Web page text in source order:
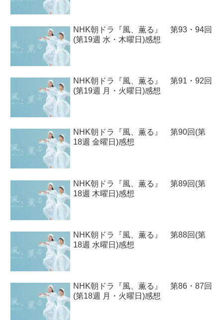
NHK朝ドラ『風、薫る』 第93・94回
(第19週 水・木曜日)感想
NHK朝ドラ『風、薫る』 第91・92回
(第19週 月・火曜日)感想
NHK朝ドラ『風、薫る』 第90回(第
18週 金曜日)感想
NHK朝ドラ『風、薫る』 第89回(第
18週 木曜日)感想
NHK朝ドラ『風、薫る』 第88回(第
18週 水曜日)感想
NHK朝ドラ『風、薫る』 第86・87回
(第18週 月・火曜日)感想